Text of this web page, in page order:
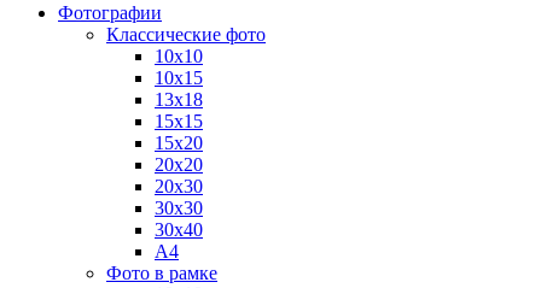
Фотографии
Классические фото
10х10
10х15
13х18
15х15
15х20
20х20
20х30
30х30
30х40
А4
Фото в рамке